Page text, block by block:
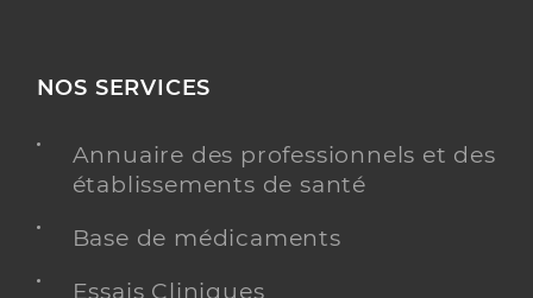
NOS SERVICES
Annuaire des professionnels et des
établissements de santé
Base de médicaments
Essais Cliniques